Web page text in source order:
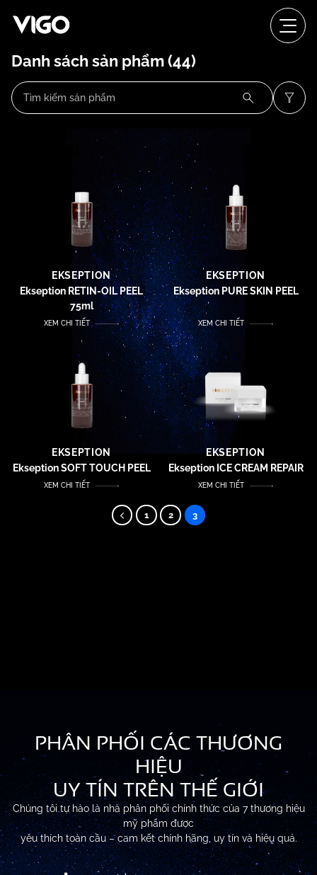
Danh sách sản phẩm(44)
EKSEPTION
Ekseption RETIN-OIL PEEL
75ml
XEM CHI TIẾT
EKSEPTION
Ekseption PURE SKIN PEEL
XEM CHI TIẾT
EKSEPTION
Ekseption SOFT TOUCH PEEL
XEM CHI TIẾT
EKSEPTION
Ekseption ICE CREAM REPAIR
XEM CHI TIẾT
1 2 3
PHÂN PHỐI CÁC THƯƠNG
HIỆU
UY TÍN TRÊN THẾ GIỚI
Chúng tôi tự hào là nhà phân phối chính thức của 7 thương hiệu
mỹ phẩm được
yêu thích toàn cầu – cam kết chính hãng, uy tín và hiệu quả.